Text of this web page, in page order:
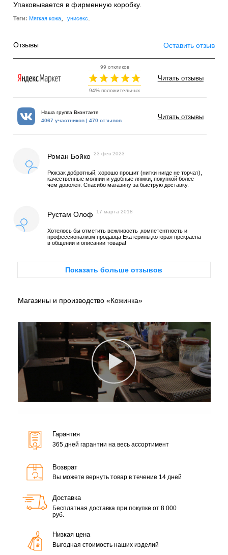
Упаковывается в фирменную коробку.
Теги: Мягкая кожа унисекс
Отзывы Оставить отзыв
99 откликов
94% положительных
Читать отзывы
Наша группа Вконтакте
4067 участников | 470 отзывов
Читать отзывы
Роман Бойко 23 фев 2023
Рюкзак добротный, хорошо прошит (нитки нигде не торчат),
качественные молнии и удобные лямки, покупкой более
чем доволен. Спасибо магазину за быструю доставку.
Рустам Олоф 17 марта 2018
Хотелось бы отметить вежливость ,компетентность и
профессионализм продавца Екатерины,которая прекрасна
в общении и описании товара!
Показать больше отзывов
Магазины и производство «Кожинка»
Гарантия
365 дней гарантии на весь ассортимент
Возврат
Вы можете вернуть товар в течение 14 дней
Доставка
Бесплатная доставка при покупке от 8 000
руб.
Низкая цена
Выгодная стоимость наших изделий